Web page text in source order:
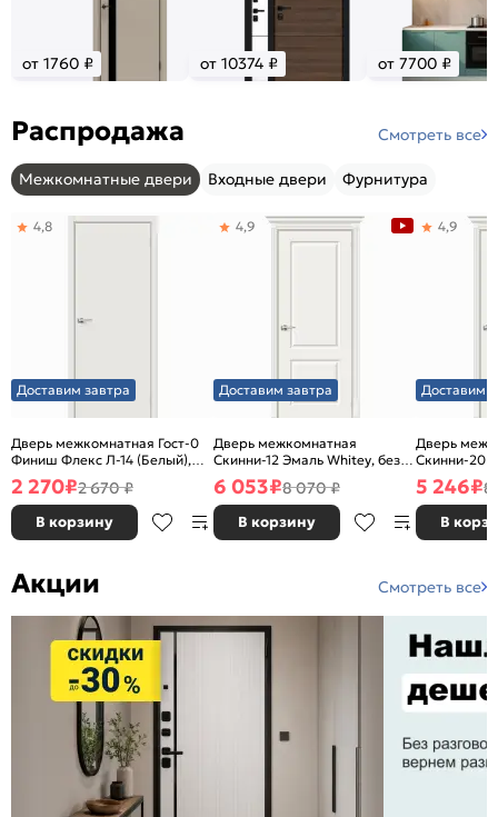
от 1760 ₽ от 10374 ₽ от 7700 ₽
Распродажа Смотреть все
Межкомнатные двери Входные двери Фурнитура
Доставим завтра
Дверь межкомнатная Гост-0
Финиш Флекс Л-14 (Белый),
глухая, каркасно-щитовая
4,8
2 270₽2 670 ₽
В корзину
Доставим завтра
Дверь межкомнатная
Скинни-12 Эмаль Whitey, без
декора, глухая, без стекла,
без кромки, скиновая
4,9
6 053₽8 070 ₽
В корзину
Доставим
Дверь
Скинни-20
декора,
без кромки,
4,9
5 246₽8
В
Акции Смотреть все